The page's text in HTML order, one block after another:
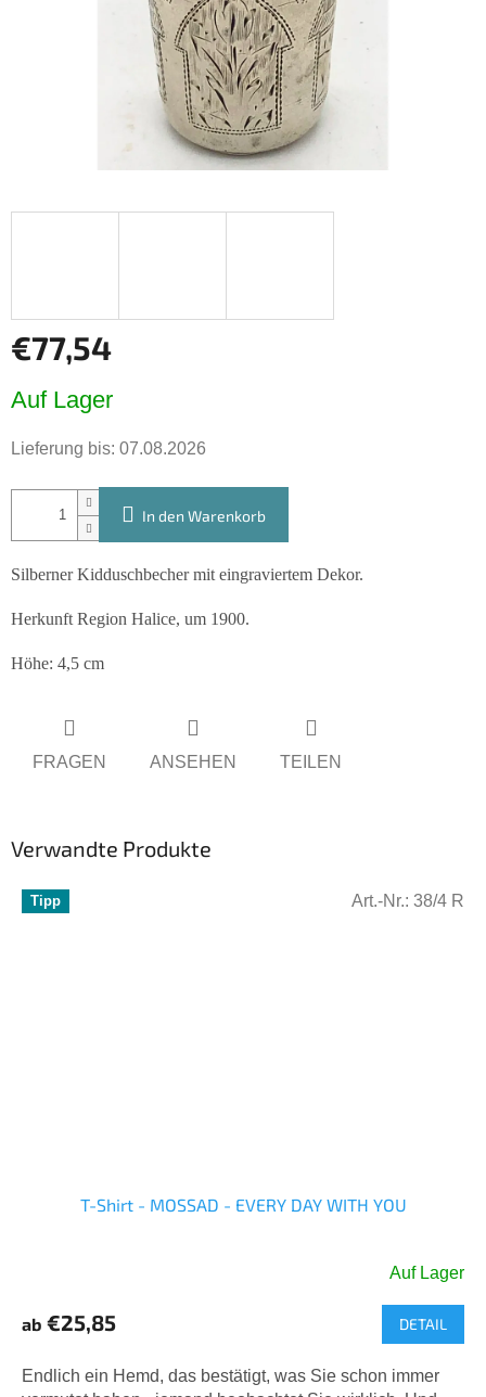
€77,54
Auf Lager
Lieferung bis: 07.08.2026
In den Warenkorb
Silberner Kidduschbecher mit eingraviertem Dekor.
Herkunft Region Halice, um 1900.
Höhe: 4,5 cm
FRAGEN ANSEHEN TEILEN
Verwandte Produkte
Tipp
T-Shirt - MOSSAD - EVERY DAY WITH YOU
Produktbewertung
5,0
Auf Lager
ab €25,85 DETAIL
Endlich ein Hemd, das bestätigt, was Sie schon immer
Art.-Nr.: 38/4 R